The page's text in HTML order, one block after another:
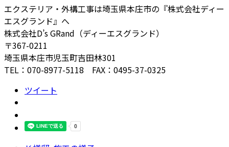
エクステリア・外構工事は埼玉県本庄市の『株式会社ディー
エスグランド』へ
株式会社D’s GRand（ディーエスグランド）
〒367-0211
埼玉県本庄市児玉町吉田林301
TEL：070-8977-5118 FAX：0495-37-0325
ツイート